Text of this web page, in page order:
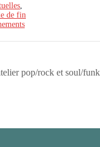
de fin
pop/rock et soul/funk